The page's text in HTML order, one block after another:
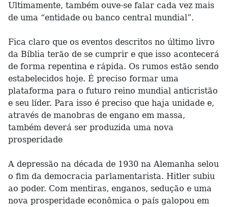
Ultimamente, também ouve-se falar cada vez mais
de uma “entidade ou banco central mundial”.
Fica claro que os eventos descritos no último livro
da Bíblia terão de se cumprir e que isso acontecerá
de forma repentina e rápida. Os rumos estão sendo
estabelecidos hoje. É preciso formar uma
plataforma para o futuro reino mundial anticristão
e seu líder. Para isso é preciso que haja unidade e,
através de manobras de engano em massa,
também deverá ser produzida uma nova
prosperidade
A depressão na década de 1930 na Alemanha selou
o fim da democracia parlamentarista. Hitler subiu
ao poder. Com mentiras, enganos, sedução e uma
nova prosperidade econômica o país galopou em